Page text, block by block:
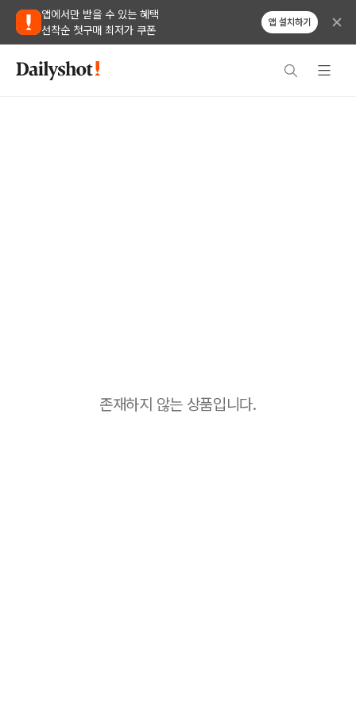
앱에서만 받을 수 있는 혜택
선착순 첫구매 최저가 쿠폰
앱 설치하기
존재하지 않는 상품입니다.